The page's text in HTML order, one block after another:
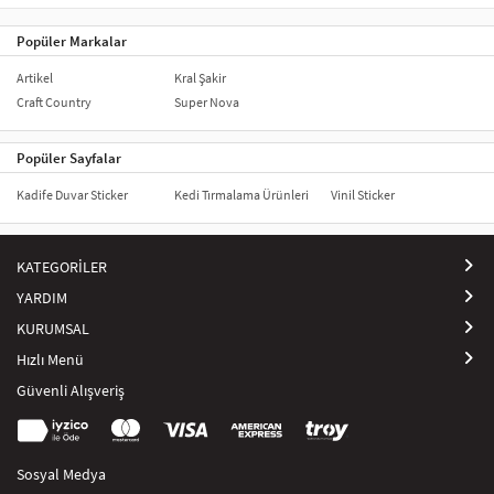
servisleri değerlendirebilirsiniz
Popüler Markalar
Artikel
Craft Country
Kral Şakir
Super Nova
Popüler Sayfalar
Kadife Duvar Sticker Kedi Tırmalama Ürünleri Vinil Sticker
KATEGORİLER
YARDIM
KURUMSAL
Hızlı Menü
Güvenli Alışveriş
Sosyal Medya